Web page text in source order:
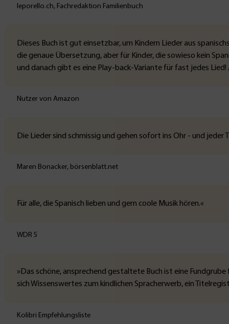
leporello.ch, Fachredaktion Familienbuch
Dieses Buch ist gut einsetzbar, um Kindern Lieder aus
die genaue Übersetzung, aber für Kinder, die sowieso kein
und danach gibt es eine Play-back-Variante für fast jedes
Nutzer von Amazon
Die Lieder sind schmissig und gehen sofort ins Ohr - und
Maren Bonacker, börsenblatt.net
Für alle, die Spanisch lieben und gern coole Musik hören.«
WDR 5
»Das schöne, ansprechend gestaltete Buch ist eine
sich Wissenswertes zum kindlichen Spracherwerb, ein
Kolibri Empfehlungsliste